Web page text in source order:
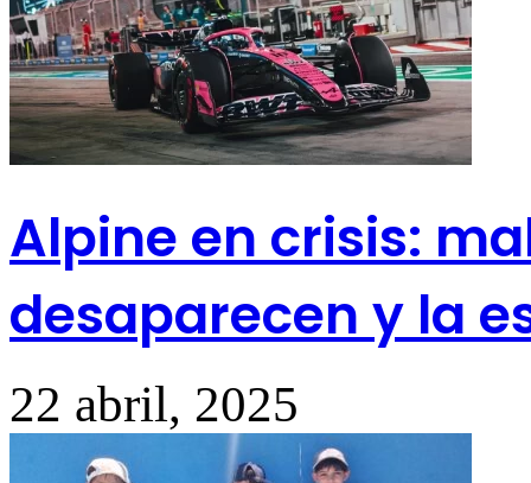
Alpine en crisis:
desaparecen y la
22 abril, 2025